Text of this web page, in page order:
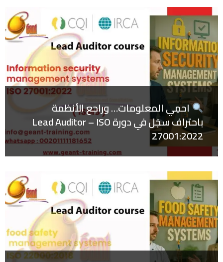
احمِي المعلومات… وراجع الأنظمة
باحتراف سجّل في دورة Lead Auditor – ISO
27001:2022